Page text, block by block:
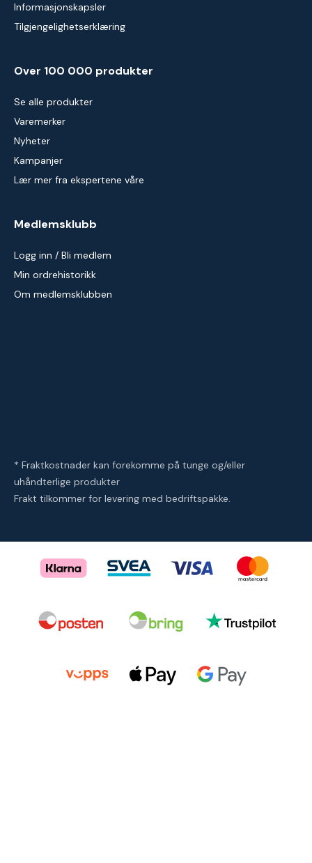
Informasjonskapsler
Tilgjengelighetserklæring
Over 100 000 produkter
Se alle produkter
Varemerker
Nyheter
Kampanjer
Lær mer fra ekspertene våre
Medlemsklubb
Logg inn / Bli medlem
Min ordrehistorikk
Om medlemsklubben
* Fraktkostnader kan forekomme på tunge og/eller
uhåndterlige produkter
Frakt tilkommer for levering med bedriftspakke.